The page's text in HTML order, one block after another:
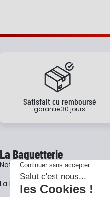
Satisfait ou remboursé
garantie 30 jours
La Baguetterie
Notre histoire
La BagShow